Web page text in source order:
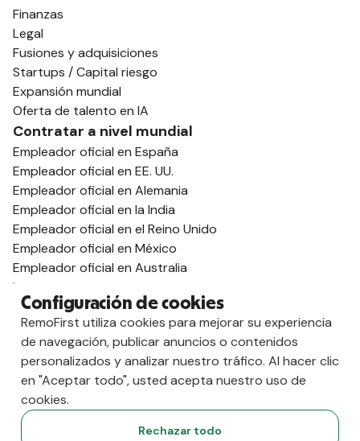
Finanzas
Legal
Fusiones y adquisiciones
Startups / Capital riesgo
Expansión mundial
Oferta de talento en IA
Contratar a nivel mundial
Empleador oficial en España
Empleador oficial en EE. UU.
Empleador oficial en Alemania
Empleador oficial en la India
Empleador oficial en el Reino Unido
Empleador oficial en México
Empleador oficial en Australia
Ver todas las guías de países
Apoyo para visados
Guía de visados para el Reino Unido
Guía para obtener el visado para la India
Guía sobre visados para Portugal
Guía sobre visados para Alemania
Guía de visados para Colombia
Guía sobre visados para Filipinas
Configuración de cookies
RemoFirst utiliza cookies para mejorar su experiencia
de navegación, publicar anuncios o contenidos
personalizados y analizar nuestro tráfico. Al hacer clic
en "Aceptar todo", usted acepta nuestro uso de
cookies.
Rechazar todo